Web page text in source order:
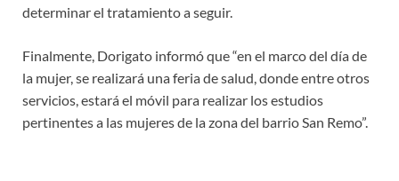
determinar el tratamiento a seguir.
Finalmente, Dorigato informó que “en el marco del día de
la mujer, se realizará una feria de salud, donde entre otros
servicios, estará el móvil para realizar los estudios
pertinentes a las mujeres de la zona del barrio San Remo”.